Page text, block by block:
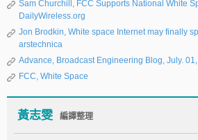
Sam Churchill, FCC Supports National White
DailyWireless.org
Jon Brodkin, White space Internet may finally
arstechnica
Advance, Broadcast Engineering Blog, July.
FCC, White Space
黃志雯 編譯整理